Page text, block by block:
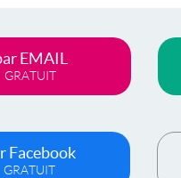
EMAIL
GRATUIT
Facebook
GRATUIT